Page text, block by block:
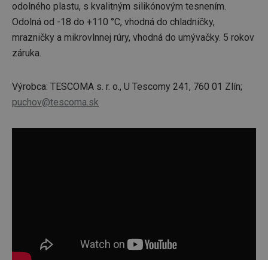
odolného plastu, s kvalitným silikónovým tesnením.
Odolná od -18 do +110 °C, vhodná do chladničky,
mrazničky a mikrovlnnej rúry, vhodná do umývačky. 5 rokov
záruka.
Výrobca: TESCOMA s. r. o., U Tescomy 241, 760 01 Zlín;
puchov@tescoma.sk